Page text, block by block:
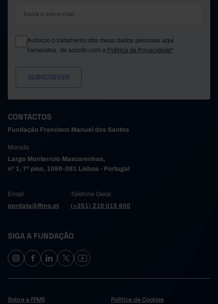
Autorizo o tratamento dos meus dados pessoais aqui
fornecidos, de acordo com a Política de Privacidade*
CONTACTOS
Fundação Francisco Manuel dos Santos
Morada
Largo Monterroio Mascarenhas,
nº 1, 7º piso, 1099-081 Lisboa - Portugal
Email
pordata@ffms.pt
Telefone Geral
(+351) 210 015 800
SIGA A FUNDAÇÃO
Sobre a FFMS Política de Cookies